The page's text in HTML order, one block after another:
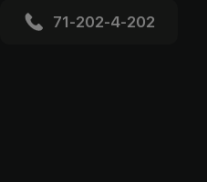
71-202-4-202